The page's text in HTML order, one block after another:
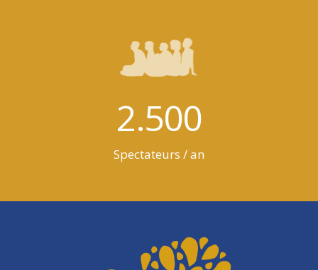
2.500
Spectateurs / an